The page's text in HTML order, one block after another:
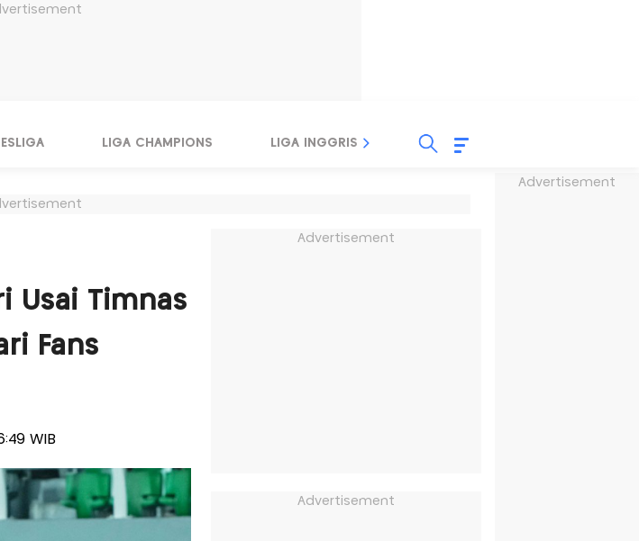
Advertisement
LIGA CHAMPIONS LIGA INGGRIS LIGA ITALIA
Usai Timnas
Fans
WIB
Advertisement
Advertisement